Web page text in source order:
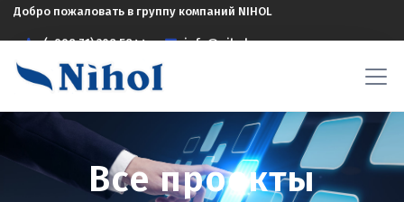
Добро пожаловать в группу компаний NIHOL
(+998 71) 208 5844 info@nihol.uz
Все проекты